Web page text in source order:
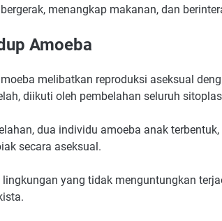
menangkap makanan, dan
Amoeba
melibatkan reproduksi aseksual
diikuti oleh pembelahan seluruh
dua individu amoeba anak
secara aseksual.
yang tidak menguntungkan